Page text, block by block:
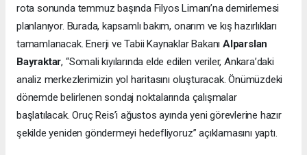
rota sonunda temmuz başında Filyos Limanı’na demirlemesi
planlanıyor. Burada, kapsamlı bakım, onarım ve kış hazırlıkları
tamamlanacak. Enerji ve Tabii Kaynaklar Bakanı Alparslan
Bayraktar, “Somali kıyılarında elde edilen veriler, Ankara’daki
analiz merkezlerimizin yol haritasını oluşturacak. Önümüzdeki
dönemde belirlenen sondaj noktalarında çalışmalar
başlatılacak. Oruç Reis’i ağustos ayında yeni görevlerine hazır
şekilde yeniden göndermeyi hedefliyoruz” açıklamasını yaptı.